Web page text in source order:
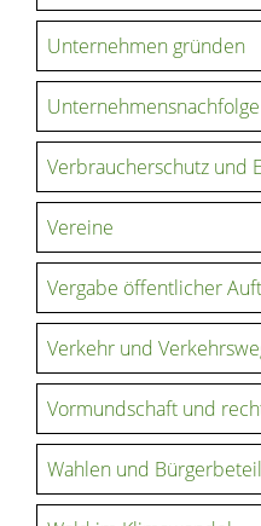
Unternehmen gründen
Unternehmensnachfolge
Verbraucherschutz und
Vereine
Vergabe öffentlicher
Verkehr und
Vormundschaft und
Wahlen und